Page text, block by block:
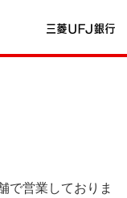
で営業しておりま